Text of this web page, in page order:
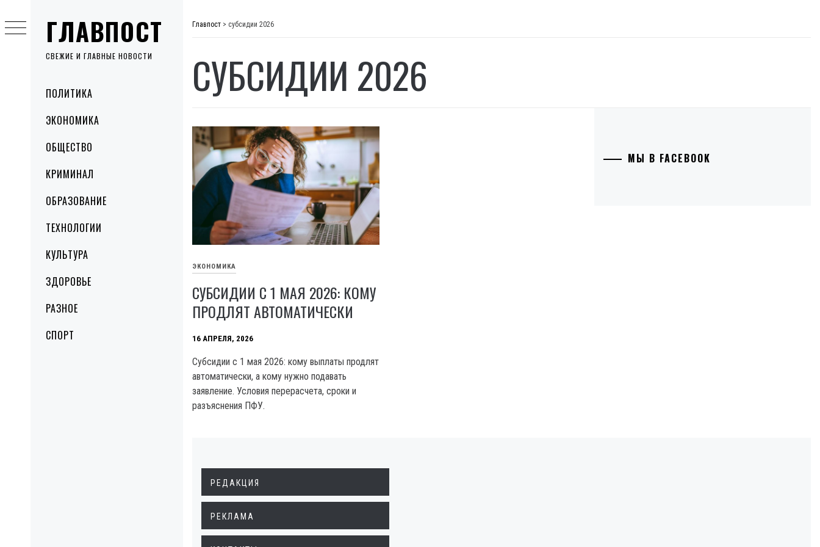
ГЛАВПОСТ
СВЕЖИЕ И ГЛАВНЫЕ НОВОСТИ
MenuПОЛИТИКА
ЭКОНОМИКА
ОБЩЕСТВО
КРИМИНАЛ
ОБРАЗОВАНИЕ
ТЕХНОЛОГИИ
КУЛЬТУРА
ЗДОРОВЬЕ
РАЗНОЕ
СПОРТ
to
content
Главпост > субсидии 2026
СУБСИДИИ 2026
ЭКОНОМИКА
СУБСИДИИ С 1 МАЯ 2026: КОМУ
ПРОДЛЯТ АВТОМАТИЧЕСКИ
16 АПРЕЛЯ, 2026
Субсидии с 1 мая 2026: кому выплаты продлят
автоматически, а кому нужно подавать
заявление. Условия перерасчета, сроки и
разъяснения ПФУ.
МЫ В FACEBOOK
РЕДАКЦИЯ
РЕКЛАМА